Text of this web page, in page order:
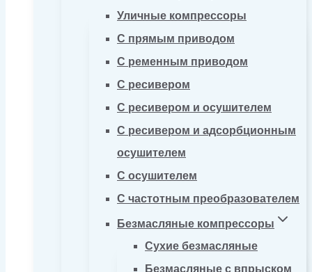
Уличные компрессоры
С прямым приводом
С ременным приводом
С ресивером
С ресивером и осушителем
С ресивером и адсорбционным
осушителем
С осушителем
С частотным преобразователем
Безмасляные компрессоры
Сухие безмасляные
Безмасляные с впрыском